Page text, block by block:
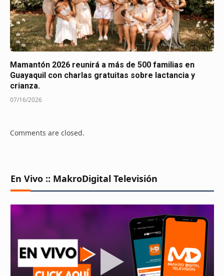
Mamantón 2026 reunirá a más de 500 familias en
Guayaquil con charlas gratuitas sobre lactancia y
crianza.
07/16/2026
Comments are closed.
En Vivo :: MakroDigital Televisión